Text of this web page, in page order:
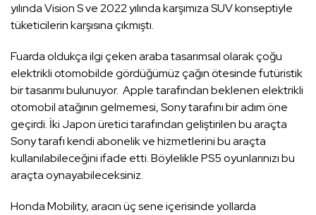
yılında Vision S ve 2022 yılında karşımıza SUV konseptiyle
tüketicilerin karşısına çıkmıştı.
Fuarda oldukça ilgi çeken araba tasarımsal olarak çoğu
elektrikli otomobilde gördüğümüz çağın ötesinde futüristik
bir tasarımı bulunuyor. Apple tarafından beklenen elektrikli
otomobil atağının gelmemesi, Sony tarafını bir adım öne
geçirdi. İki Japon üretici tarafından geliştirilen bu araçta
Sony tarafı kendi abonelik ve hizmetlerini bu araçta
kullanılabileceğini ifade etti. Böylelikle PS5 oyunlarınızı bu
araçta oynayabileceksiniz.
Honda Mobility, aracın üç sene içerisinde yollarda